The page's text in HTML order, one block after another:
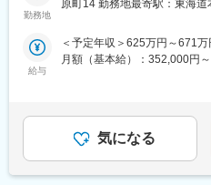
総務チームは8名体制。中途
年次を問わず意見を発信しや
と手を挙げる社員にチャンス
定期的な1on1を通じてキャ
るだけでなく、人事、労務、
管理、国内・海外営業などへ
ニークな製品の提供を通して
イフの向上に努め、人々がよ
■担当業務：
開発プロジェクトの薬理リー
値最大化に係る薬理試験全般
は下記になります。
勤務地
原町14 勤務地最寄駅：東海
給与
＜予定年収＞625万円～671
月額（基本給）：352,000円
※2021年度：6ヶ月分） 賃金
考を通じて上下する可能性が
めた表記です。
気になる